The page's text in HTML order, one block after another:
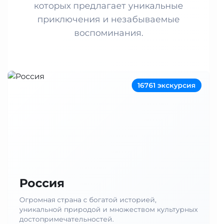
которых предлагает уникальные
приключения и незабываемые
воспоминания.
16761 экскурсия
Россия
Огромная страна с богатой историей,
уникальной природой и множеством культурных
достопримечательностей.